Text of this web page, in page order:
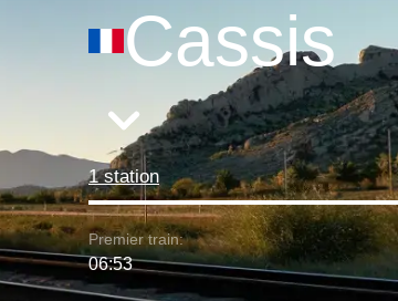
Cassis
1 station
Premier train:
06:53